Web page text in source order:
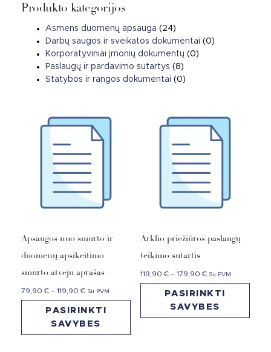
Produkto kategorijos
Asmens duomenų apsauga (24)
Darbų saugos ir sveikatos dokumentai (0)
Korporatyviniai įmonių dokumentų (0)
Paslaugų ir pardavimo sutartys (8)
Statybos ir rangos dokumentai (0)
Apsaugos nuo smurto ir
duomenų apsikeitimo
smurto atveju aprašas
79,90€ – 119,90€ Su PVM
PASIRINKTI
SAVYBES
Arklio priežiūros paslaugų
teikimo sutartis
119,90€ – 179,90€ Su PVM
PASIRINKTI
SAVYBES